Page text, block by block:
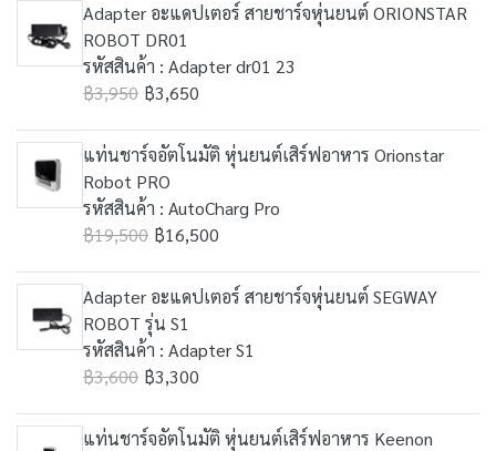
Adapter อะแดปเตอร์ สายชาร์จหุ่นยนต์ ORIONSTAR
ROBOT DR01
รหัสสินค้า : Adapter dr01 23
฿3,950 ฿3,650
แท่นชาร์จอัตโนมัติ หุ่นยนต์เสิร์ฟอาหาร Orionstar
Robot PRO
รหัสสินค้า : AutoCharg Pro
฿19,500 ฿16,500
Adapter อะแดปเตอร์ สายชาร์จหุ่นยนต์ SEGWAY
ROBOT รุ่น S1
รหัสสินค้า : Adapter S1
฿3,600 ฿3,300
แท่นชาร์จอัตโนมัติ หุ่นยนต์เสิร์ฟอาหาร Keenon